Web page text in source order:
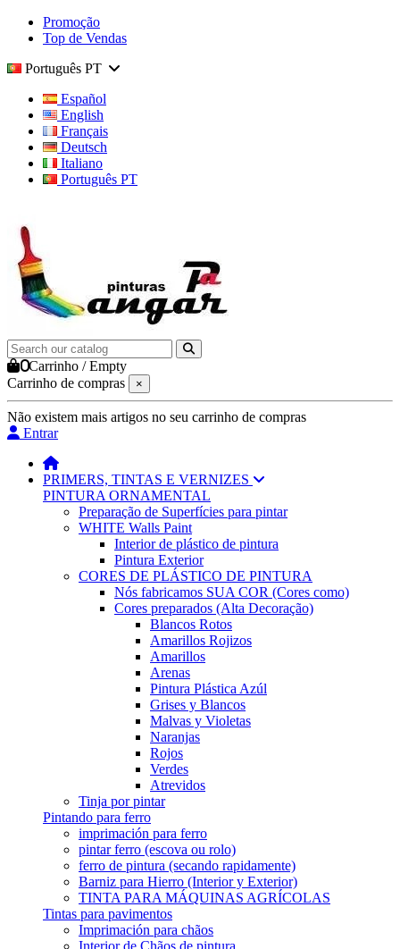
Promoção
Top de Vendas
Português PT
Español
English
Français
Deutsch
Italiano
Português PT
0Carrinho /Empty
Carrinho de compras
×
Não existem mais artigos no seu carrinho de compras
Entrar
PRIMERS, TINTAS E VERNIZES
PINTURA ORNAMENTAL
Preparação de Superfícies para pintar
WHITE Walls Paint
Interior de plástico de pintura
Pintura Exterior
CORES DE PLÁSTICO DE PINTURA
Nós fabricamos SUA COR (Cores como)
Cores preparados (Alta Decoração)
Blancos Rotos
Amarillos Rojizos
Amarillos
Arenas
Pintura Plástica Azúl
Grises y Blancos
Malvas y Violetas
Naranjas
Rojos
Verdes
Atrevidos
Tinja por pintar
Pintando para ferro
imprimación para ferro
pintar ferro (escova ou rolo)
ferro de pintura (secando rapidamente)
Barniz para Hierro (Interior y Exterior)
TINTA PARA MÁQUINAS AGRÍCOLAS
Tintas para pavimentos
Imprimación para chãos
Interior de Chãos de pintura